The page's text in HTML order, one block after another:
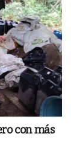
con más